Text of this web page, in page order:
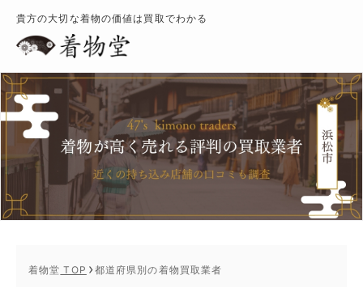
貴方の大切な着物の価値は買取でわかる
着物堂 TOP 都道府県別の着物買取業者